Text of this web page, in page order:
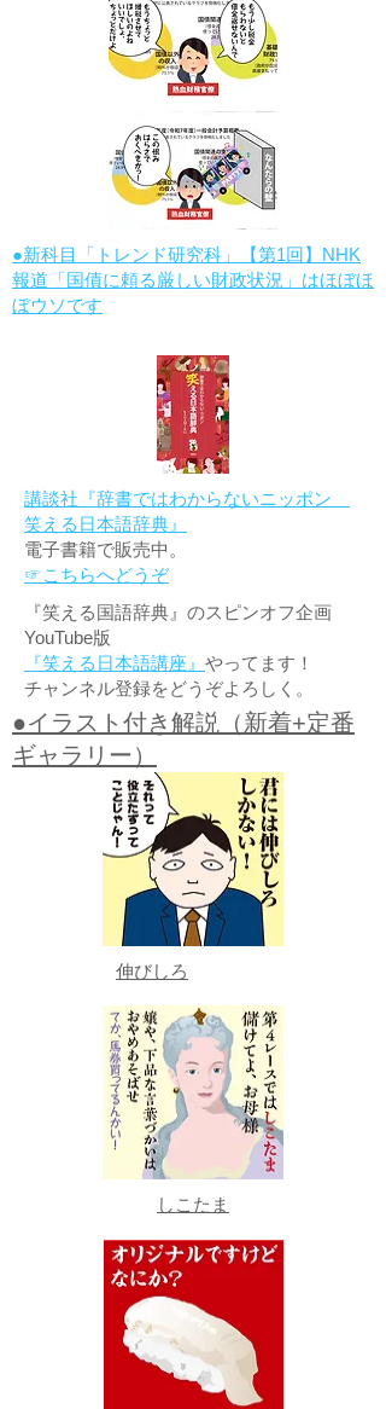
●新科目「トレンド研究科」【第1回】NHK
報道「国債に頼る厳しい財政状況」はほぼほ
ぼウソです
講談社『辞書ではわからないニッポン
笑える日本語辞典』
電子書籍で販売中。
☞こちらへどうぞ
『笑える国語辞典』のスピンオフ企画
YouTube版
『笑える日本語講座』 やってます！
チャンネル登録をどうぞよろしく。
●イラスト付き解説（新着+定番
ギャラリー）
伸びしろ
しこたま